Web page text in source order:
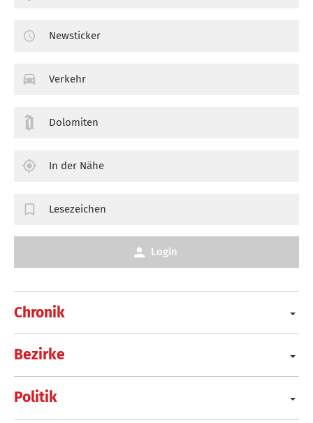
Chronik
Bezirke
Politik
Newsticker
Verkehr
Dolomiten
In der Nähe
Lesezeichen
Login